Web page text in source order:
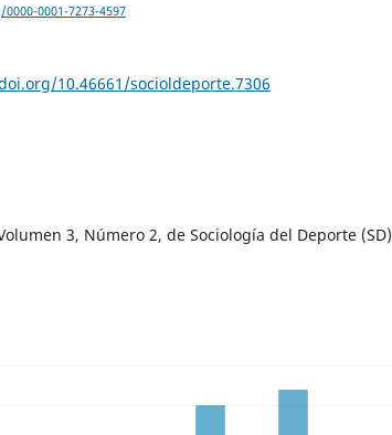
0001-7273-4597
10.46661/socioldeporte.7306
3, Número 2, de Sociología del Deporte (SD)